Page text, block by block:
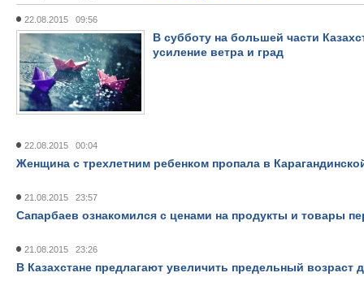
22.08.2015 09:56
В субботу на большей части
усиление ветра и град
22.08.2015 00:04
Женщина с трехлетним ребенком пропала в
21.08.2015 23:57
Сапарбаев ознакомился с ценами на продукты и товары
21.08.2015 23:26
В Казахстане предлагают увеличить предельный возраст